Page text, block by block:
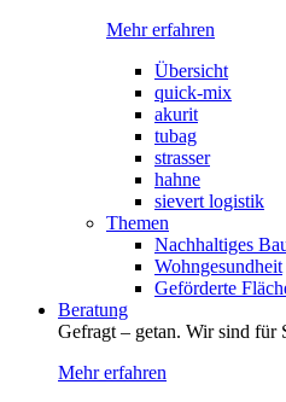
Mehr erfahren
Übersicht
quick-mix
akurit
tubag
strasser
hahne
sievert logistik
Themen
Nachhaltiges
Wohngesundheit
Geförderte
Beratung
Gefragt – getan. Wir sind für
Mehr erfahren